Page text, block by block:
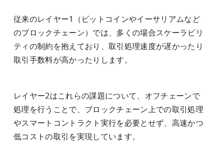
従来のレイヤー1（ビットコインやイーサリアムなど
のブロックチェーン）では、多くの場合スケーラビリ
ティの制約を抱えており、取引処理速度が遅かったり
取引手数料が高かったりします。
レイヤー2はこれらの課題について、オフチェーンで
処理を行うことで、ブロックチェーン上での取引処理
やスマートコントラクト実行を必要とせず、高速かつ
低コストの取引を実現しています。